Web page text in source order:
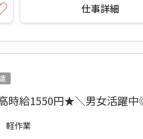
仕事詳細
時給1550円★＼男女活躍中
軽作業